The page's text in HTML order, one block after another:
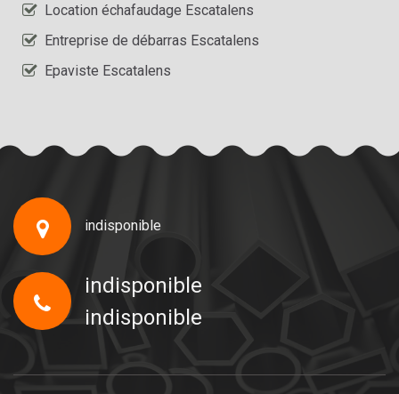
Location échafaudage Escatalens
Entreprise de débarras Escatalens
Epaviste Escatalens
indisponible
indisponible
indisponible